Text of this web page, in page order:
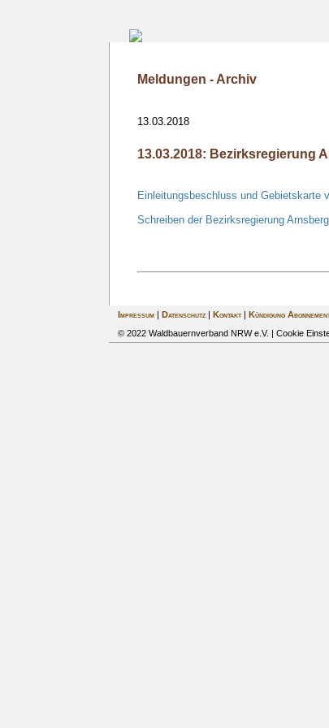
Meldungen - Archiv
13.03.2018
13.03.2018: Bezirksregierung
Einleitungsbeschluss und Gebietskarte
Schreiben der Bezirksregierung
Impressum Datenschutz Kontakt|
Kündigung
© 2022 Waldbauernverband NRW e.V. |Cookie